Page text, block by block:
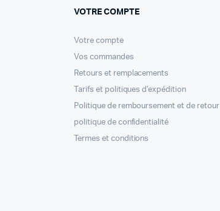
VOTRE COMPTE
Votre compte
Vos commandes
Retours et remplacements
Tarifs et politiques d’expédition
Politique de remboursement et de retour
politique de confidentialité
Termes et conditions